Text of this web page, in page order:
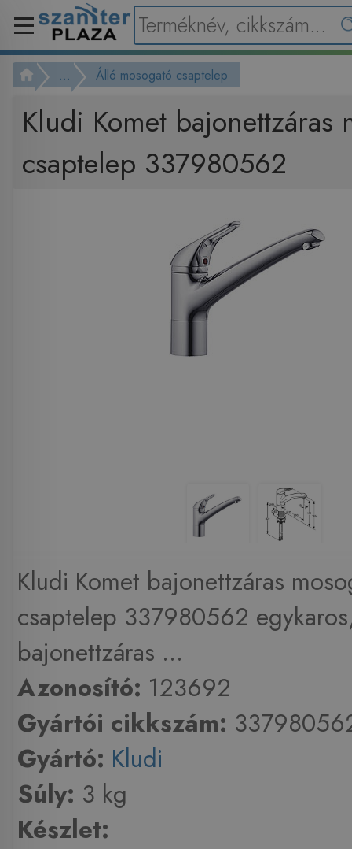
... Álló mosogató csaptelep
Kludi Komet bajonettzáras
csaptelep 337980562
Kludi Komet bajonettzáras
csaptelep 337980562
bajonettzáras ...
Azonosító: 123692
Gyártói cikkszám:
Gyártó: Kludi
Súly: 3 kg
Készlet: